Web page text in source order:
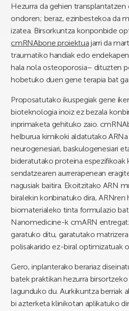
Hezurra da gehien
ondoren; beraz, ezinbestekoa da
izatea. Birsorkuntza konponbide
cmRNAbone proiektua jarri da
traumatiko handiak edo
hala nola osteoporosia– dituzten
hobetuko duen gene terapia bat
Proposatutako ikuspegiak gene
bioteknologia inoiz ez bezala
inprimaketa gehituko zaio.
helburua kimikoki aldatutako
neurogenesiari, baskulogenesiari
bideratutako proteina espezifikoak
sendatzearen aurrerapenean
nagusiak baitira. Ekoitzitako ARN
biralekin konbinatuko dira, ARNren
biomaterialeko tinta formulazio
Nanomedicine-k cmARN
garatuko ditu, garatutako
polisakarido ez-biral optimizatuak
Gero, inplanterako berariaz
batek praktikan hezurra
lagunduko du. Aurkikuntza berriak
bi azterketa klinikotan aplikatuko